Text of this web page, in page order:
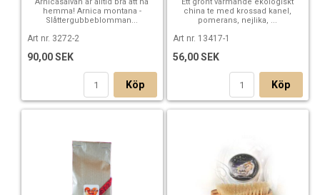
hemma! Arnica montana -
Slåttergubbeblomman...
Art nr. 3272-2
90,00 SEK
Köp
china te med krossad kanel,
pomerans, nejlika, ...
Art nr. 13417-1
56,00 SEK
Köp